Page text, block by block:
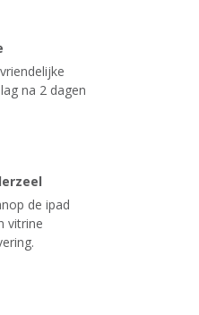
na 2 dagen
de ipad
vitrine